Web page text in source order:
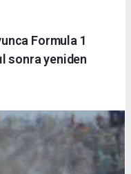
Formula 1
sonra yeniden